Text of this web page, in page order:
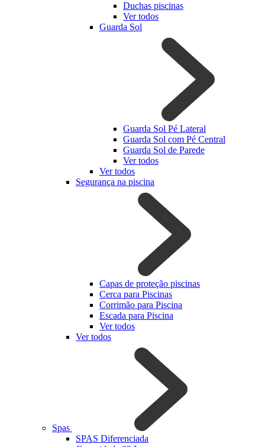
Duchas piscinas
Ver todos
Guarda Sol
Guarda Sol Pé Lateral
Guarda Sol com Pé Central
Guarda Sol de Parede
Ver todos
Ver todos
Segurança na piscina
Capas de proteção piscinas
Cerca para Piscinas
Corrimão para Piscina
Escada para Piscina
Ver todos
Ver todos
Spas
SPAS Diferenciada